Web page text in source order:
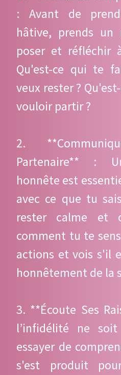
: Avant de
hâtive, prends
poser et réfléchir
Qu'est-ce qui te
veux rester ?
vouloir partir ?
2.
Partenaire** :
honnête est
avec ce que tu
rester calme et
comment tu te
actions et vois s'il
honnêtement de la
3. **Écoute Ses
l’infidélité ne
essayer de
s'est produit